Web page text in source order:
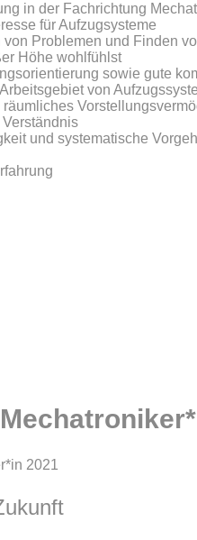
in der Fachrichtung
für Aufzugsysteme
Problemen und Finden
Höhe wohlfühlst
sowie gute
von
und systematische